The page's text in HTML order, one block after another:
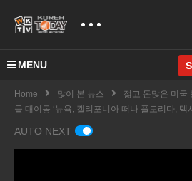
MENU
Home 많이 본 뉴스
젊고 돈많은 미국
들 대이동 ‘뉴욕, 캘리포니아 떠나 플로리다, 텍
AUTO NEXT